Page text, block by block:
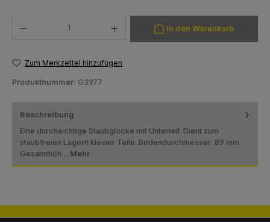
In den Warenkorb
Zum Merkzettel hinzufügen
Produktnummer: G3977
Beschreibung
Eine durchsichtige Staubglocke mit Unterteil. Dient zum
staubfreien Lagern kleiner Teile. Bodendurchmesser: 89 mm
Gesamthöh… Mehr